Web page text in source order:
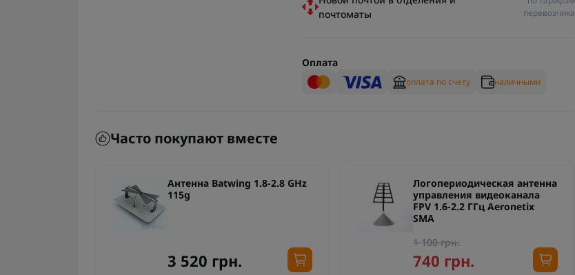
почтоматы
перевозчика
Оплата
оплата по счету наличными
Часто покупают вместе
Антенна Batwing 1.8-2.8 GHz
115g
3 520 грн.
Логопериодическая антенна
управления видеоканала
FPV 1.6-2.2 ГГц Aeronetix
SMA
1 100 грн.
740 грн.